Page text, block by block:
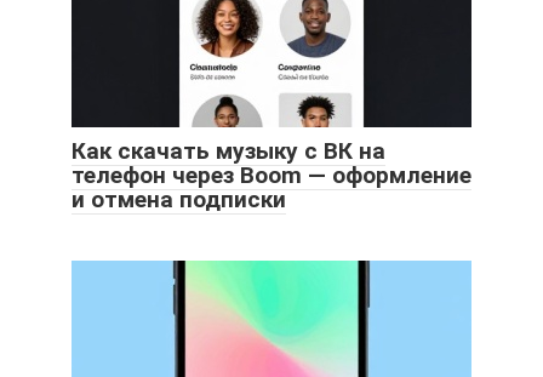
Как скачать музыку с ВК на
телефон через Boom — оформление
и отмена подписки